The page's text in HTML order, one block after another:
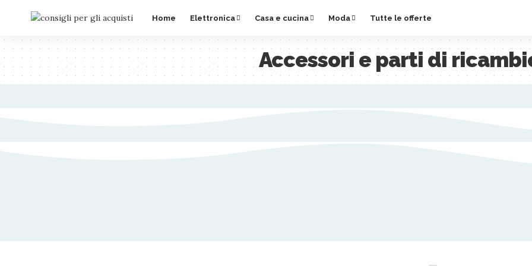
Home Elettronica Casa e cucina Moda Tutte le offerte
Accessori e parti di